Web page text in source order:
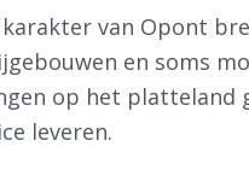
van Opont
en soms
op het platteland
leveren.